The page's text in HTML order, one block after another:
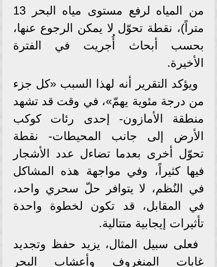
من المياه لرفع مستوى مياه البحر 13
متراً)، نقطة تحوّل لا يمكن الرجوع عنها،
بحسب أبحاث أُجريت في الفترة
الأخيرة.
ويؤكد التقرير أنه لهذا السبب «كل جزء
من درجة مئوية يهمّ»، في وقت قد تشهد
منطقة الأمازون- إحدى رئات كوكب
الأرض إلى جانب المحيطات- نقطة
تحوّل أخرى بعدما تضاءل عدد الأشجار
فيها كثيراً، وفي مواجهة هذه المشاكل
في النُظم، لا يتوافر حلّ سحري واحد،
في المقابل، قد تكون لخطوة واحدة
تأثيرات إيجابية متتالية.
فعلى سبيل المثال، يزيد حفظ وتجديد
غابات المنغروف وأعشاب البحر